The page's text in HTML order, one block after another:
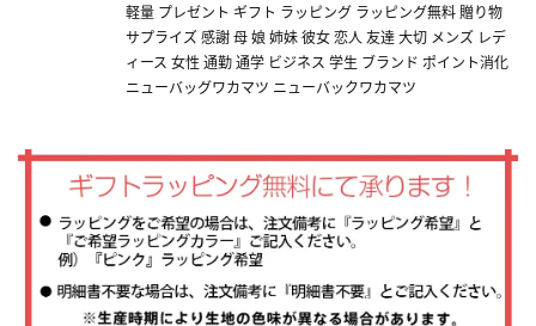
軽量 プレゼント ギフト ラッピング ラッピング無料 贈り物
サプライズ 感謝 母 娘 姉妹 彼女 恋人 友達 大切 メンズ レデ
ィース 女性 通勤 通学 ビジネス 学生 ブランド ポイント消化
ニューバッグワカマツ ニューバックワカマツ